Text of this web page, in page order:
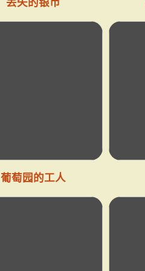
葡萄园的工人